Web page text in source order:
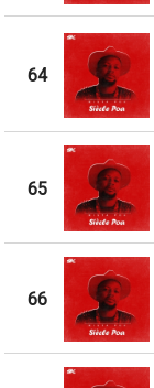
64
65
66